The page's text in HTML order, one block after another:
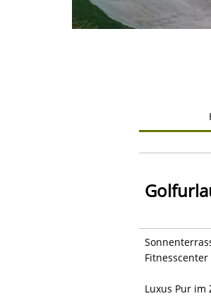
Luxus Pur